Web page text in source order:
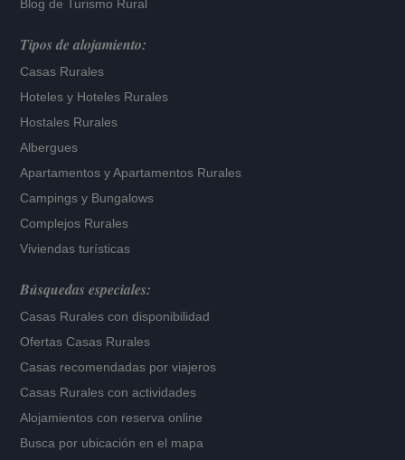
Blog de Turismo Rural
Tipos de alojamiento:
Casas Rurales
Hoteles y Hoteles Rurales
Hostales Rurales
Albergues
Apartamentos yApartamentos Rurales
Campings y Bungalows
Complejos Rurales
Viviendas turísticas
Búsquedas especiales:
Casas Rurales con disponibilidad
Ofertas Casas Rurales
Casas recomendadas por viajeros
Casas Rurales con actividades
Alojamientos con reserva online
Busca por ubicación en el mapa